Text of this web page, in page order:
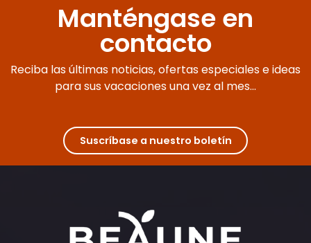
Manténgase en
contacto
Reciba las últimas noticias, ofertas especiales e ideas
para sus vacaciones una vez al mes...
Suscríbase a nuestro boletín